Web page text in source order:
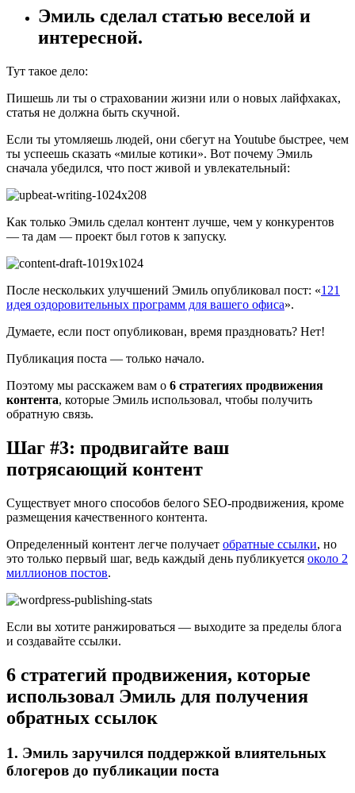
Эмиль сделал статью веселой и
интересной.
Тут такое дело:
Пишешь ли ты о страховании жизни или о новых лайфхаках,
статья не должна быть скучной.
Если ты утомляешь людей, они сбегут на Youtube быстрее, чем
ты успеешь сказать «милые котики». Вот почему Эмиль
сначала убедился, что пост живой и увлекательный:
Как только Эмиль сделал контент лучше, чем у конкурентов
— та дам — проект был готов к запуску.
После нескольких улучшений Эмиль опубликовал пост: «121
идея оздоровительных программ для вашего офиса».
Думаете, если пост опубликован, время праздновать? Нет!
Публикация поста — только начало.
Поэтому мы расскажем вам о 6 стратегиях продвижения
контента, которые Эмиль использовал, чтобы получить
обратную связь.
Шаг #3: продвигайте ваш
потрясающий контент
Существует много способов белого SEO-продвижения, кроме
размещения качественного контента.
Определенный контент легче получает обратные ссылки, но
это только первый шаг, ведь каждый день публикуется около 2
миллионов постов.
Если вы хотите ранжироваться — выходите за пределы блога
и создавайте ссылки.
6 стратегий продвижения, которые
использовал Эмиль для получения
обратных ссылок
1. Эмиль заручился поддержкой влиятельных
блогеров до публикации поста